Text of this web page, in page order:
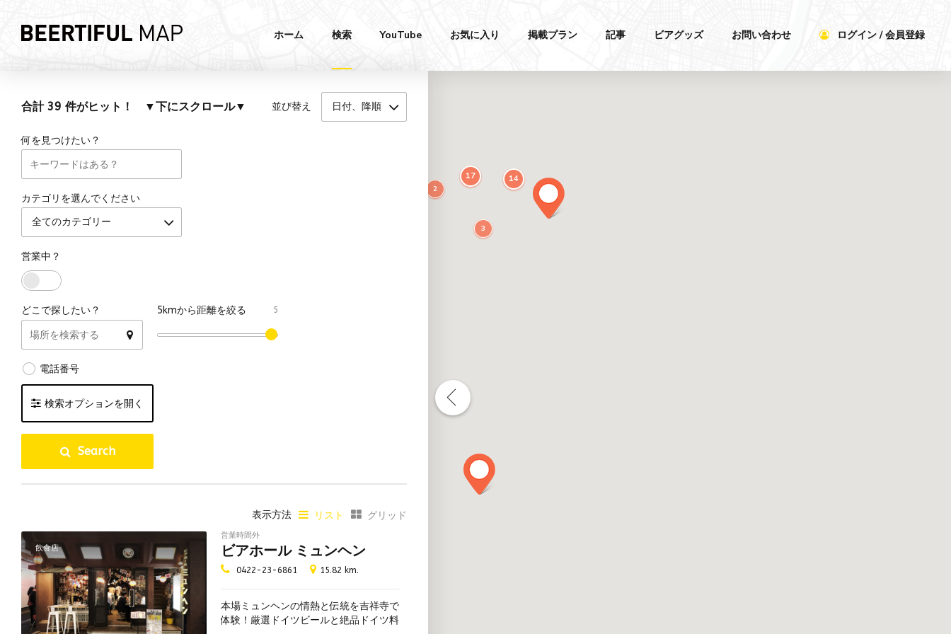
ログイン / 会員登録
ホーム 検索 YouTube お気に入り 掲載プラン 記事 ビアグッズ お問い合わせ
14
3
17
2
合計 39 件がヒット！ ▼下にスクロール▼ 並び替え 日付、降順
何を見つけたい？
カテゴリを選んでください
全てのカテゴリー
営業中？
どこで探したい？ 5kmから距離を絞る
電話番号
検索オプションを開く
国内クラフトビール
ハッピーアワー
リアルエールあり
個室あり
テラス席あり
テイクアウト可
量り売り
喫煙所あり
喫煙可
分煙
全席禁煙
昼飲み可
無料Wi-Fi
予約可
デリバリー可 ブルワリー見学あり
Search
表示方法 リスト グリッド
飲食店 ビアホール ミュンヘン
営業時間外
0422-23-6861 15.82 km.
本場ミュンヘンの情熱と伝統を吉祥寺で
体験！厳選ドイツビールと絶品ドイツ料